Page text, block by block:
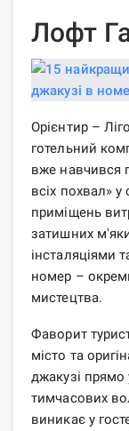
Лофт
Орієнтир –
готельний
вже навчився
всіх похвал»
приміщень
затишних
інсталяціями
номер –
мистецтва.
Фаворит
місто та
джакузі
тимчасових
виникає у